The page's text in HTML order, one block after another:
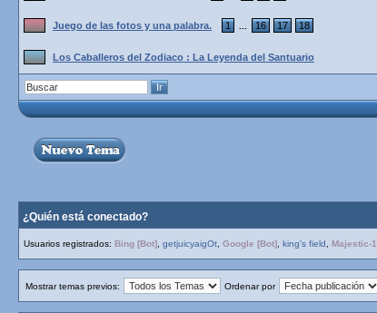
Juego de las fotos y una palabra. 1 16 17 18
Los Caballeros del Zodiaco : La Leyenda del Santuario
¿Quién está conectado?
Usuarios registrados: Bing [Bot] getjuicyaigOt Google [Bot] king's field Majestic-
Mostrar temas previos: Ordenar por